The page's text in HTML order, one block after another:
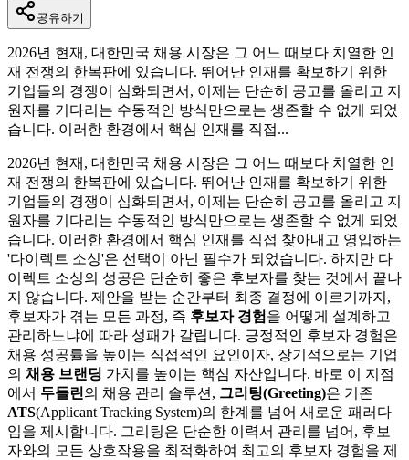
공유하기
2026년 현재, 대한민국 채용 시장은 그 어느 때보다 치열한 인
재 전쟁의 한복판에 있습니다. 뛰어난 인재를 확보하기 위한
기업들의 경쟁이 심화되면서, 이제는 단순히 공고를 올리고 지
원자를 기다리는 수동적인 방식만으로는 생존할 수 없게 되었
습니다. 이러한 환경에서 핵심 인재를 직접...
2026년 현재, 대한민국 채용 시장은 그 어느 때보다 치열한 인
재 전쟁의 한복판에 있습니다. 뛰어난 인재를 확보하기 위한
기업들의 경쟁이 심화되면서, 이제는 단순히 공고를 올리고 지
원자를 기다리는 수동적인 방식만으로는 생존할 수 없게 되었
습니다. 이러한 환경에서 핵심 인재를 직접 찾아내고 영입하는
'다이렉트 소싱'은 선택이 아닌 필수가 되었습니다. 하지만 다
이렉트 소싱의 성공은 단순히 좋은 후보자를 찾는 것에서 끝나
지 않습니다. 제안을 받는 순간부터 최종 결정에 이르기까지,
후보자가 겪는 모든 과정, 즉 후보자 경험 을 어떻게 설계하고
관리하느냐에 따라 성패가 갈립니다. 긍정적인 후보자 경험은
채용 성공률을 높이는 직접적인 요인이자, 장기적으로는 기업
의 채용 브랜딩 가치를 높이는 핵심 자산입니다. 바로 이 지점
에서 두들린의 채용 관리 솔루션, 그리팅(Greeting)은 기존
ATS(Applicant Tracking System)의 한계를 넘어 새로운 패러다
임을 제시합니다. 그리팅은 단순한 이력서 관리를 넘어, 후보
자와의 모든 상호작용을 최적화하여 최고의 후보자 경험을 제